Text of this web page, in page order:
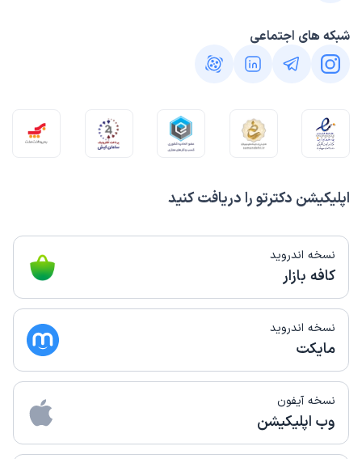
اپلیکیشن دکترتو را دریافت کنید
نسخه اندروید
کافه بازار
نسخه اندروید
مایکت
نسخه آیفون
وب اپلیکیشن
شبکه های اجتماعی